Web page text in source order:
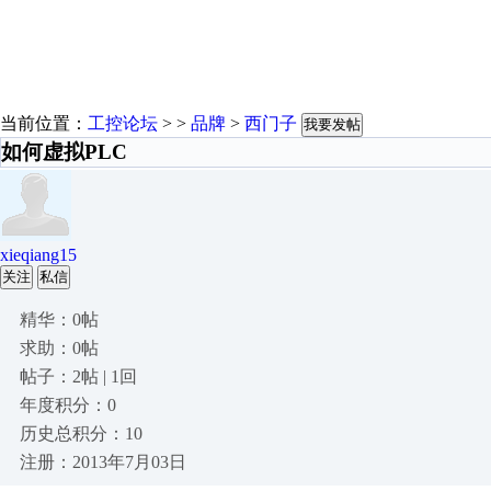
当前位置： 工控论坛 > > 品牌 > 西门子 我要发帖
如何虚拟PLC
xieqiang15
关注 私信
精华：0帖
求助：0帖
帖子：2帖 | 1回
年度积分：0
历史总积分：10
注册：2013年7月03日